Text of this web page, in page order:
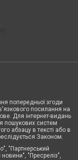
попередньої згоди
посилання на
Для інтернет-видань
пошукових систем
абзацу в тексті або в
Законом.
"Партнерський
новини", "Пресреліз",